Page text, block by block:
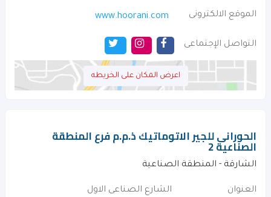
الموقع الالكترونى www.hoorani.com
التواصل الإجتماعى
اعرض المكان على الخريطه
الحورانى للجير الاتوماتيك ذ.م.م فرع المنطقة
الصناعية 2
الشارقة - المنطقة الصناعية
العنوان الشارع الصناعى الاول